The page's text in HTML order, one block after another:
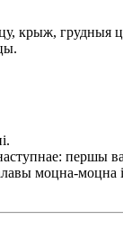
крыж,
першы
моцна-